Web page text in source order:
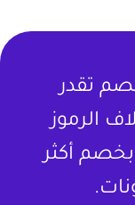
تقدر
الرموز
بخصم أكثر